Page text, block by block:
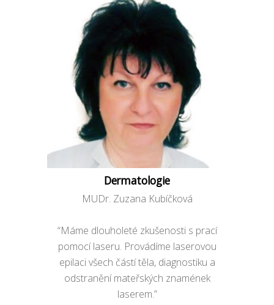
Dermatologie
MUDr. Zuzana Kubíčková
“Máme dlouholeté zkušenosti s prací
pomocí laseru. Provádíme laserovou
epilaci všech částí těla, diagnostiku a
odstranění mateřských znamének
laserem.”